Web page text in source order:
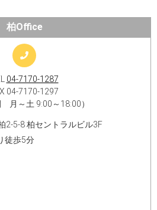
柏Office
04-7170-1287
04-7170-1297
月～土 9:00～18:00）
柏セントラルビル3F
徒歩5分